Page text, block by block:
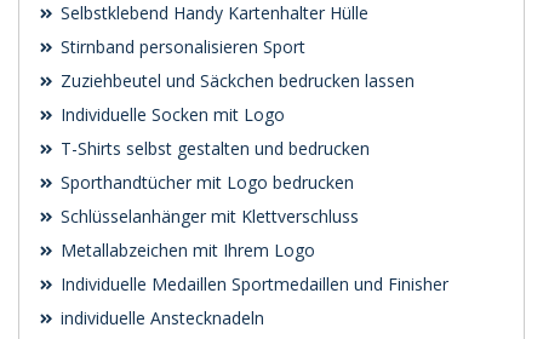
Selbstklebend Handy Kartenhalter Hülle
Stirnband personalisieren Sport
Zuziehbeutel und Säckchen bedrucken lassen
Individuelle Socken mit Logo
T-Shirts selbst gestalten und bedrucken
Sporthandtücher mit Logo bedrucken
Schlüsselanhänger mit Klettverschluss
Metallabzeichen mit Ihrem Logo
Individuelle Medaillen Sportmedaillen und Finisher
individuelle Anstecknadeln